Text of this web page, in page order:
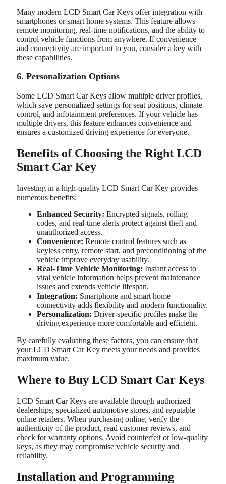
Many modern LCD Smart Car Keys offer integration with
smartphones or smart home systems. This feature allows
remote monitoring, real-time notifications, and the ability to
control vehicle functions from anywhere. If convenience
and connectivity are important to you, consider a key with
these capabilities.
6. Personalization Options
Some LCD Smart Car Keys allow multiple driver profiles,
which save personalized settings for seat positions, climate
control, and infotainment preferences. If your vehicle has
multiple drivers, this feature enhances convenience and
ensures a customized driving experience for everyone.
Benefits of Choosing the Right LCD
Smart Car Key
Investing in a high-quality LCD Smart Car Key provides
numerous benefits:
Enhanced Security: Encrypted signals, rolling
codes, and real-time alerts protect against theft and
unauthorized access.
Convenience: Remote control features such as
keyless entry, remote start, and preconditioning of the
vehicle improve everyday usability.
Real-Time Vehicle Monitoring: Instant access to
vital vehicle information helps prevent maintenance
issues and extends vehicle lifespan.
Integration: Smartphone and smart home
connectivity adds flexibility and modern functionality.
Personalization: Driver-specific profiles make the
driving experience more comfortable and efficient.
By carefully evaluating these factors, you can ensure that
your LCD Smart Car Key meets your needs and provides
maximum value.
Where to Buy LCD Smart Car Keys
LCD Smart Car Keys are available through authorized
dealerships, specialized automotive stores, and reputable
online retailers. When purchasing online, verify the
authenticity of the product, read customer reviews, and
check for warranty options. Avoid counterfeit or low-quality
keys, as they may compromise vehicle security and
reliability.
Installation and Programming